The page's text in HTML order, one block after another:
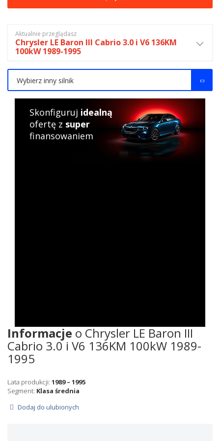
Informacje o Chrysler LE Baron III
Cabrio 3.0 i V6 136KM 100kW 1989-
1995
Lata produkcji: 1989 – 1995
Segment: Klasa średnia
Dodaj do ulubionych
Aktualnie przeglądasz
Chrysler LE Baron III Cabrio 3.0 i V6 136KM
100kW 1989-1995
Wybierz inny silnik
Skonfiguruj idealną
ofertę z super
finansowaniem